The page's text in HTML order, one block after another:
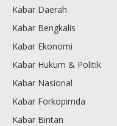
Kabar Daerah
Kabar Bengkalis
Kabar Ekonomi
Kabar Hukum & Politik
Kabar Nasional
Kabar Forkopimda
Kabar Bintan